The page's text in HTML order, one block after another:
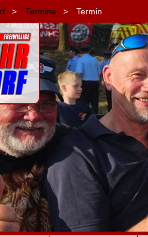
> Termine> Termin